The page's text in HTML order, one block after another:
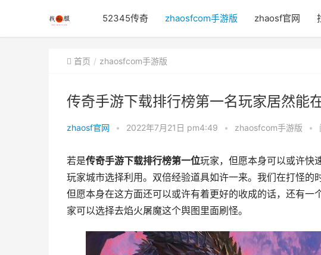
52345传奇 zhaosfcom手游版 zhaosf官网
首页 zhaosfcom手游版
传奇手游下载排行榜第一名玩家居然能
zhaosf官网 • 2022年7月21日 pm4:49 • zhaosfcom手游版 •
若是传奇手游下载排行榜第一位玩家，但愿本身可以或许快
玩家城市选择利用。双倍经验道具如许一来。我们在打怪
但愿本身在这方面还可以或许有着更好的收成的话，还有
家可以选择去焰火屠魔这个舆图里面刷怪。